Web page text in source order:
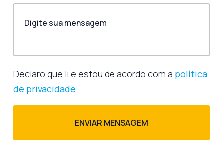
Declaro que li e estou de acordo com a política
de privacidade.